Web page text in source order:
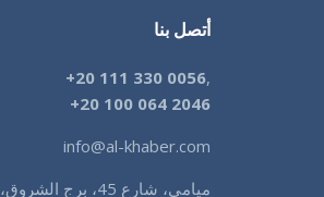
أتصل بنا
+20 111 330 0056,
+20 100 064 2046
info@al-khaber.com
ميامي، شارع 45، برج الشروق،